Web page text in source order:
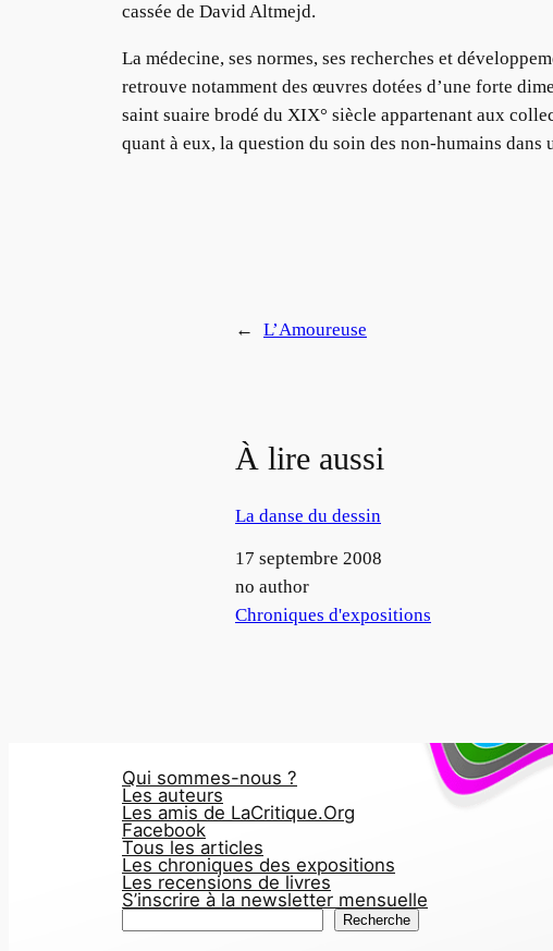
cassée de David Altmejd.
La médecine, ses normes, ses recherches et
retrouve notamment des œuvres dotées d’une forte
saint suaire brodé du XIX° siècle appartenant aux
quant à eux, la question du soin des non-humains dans
← L’Amoureuse
À lire aussi
La danse du dessin
Date
17 septembre 2008
Auteur
no author
Par rapport à
Chroniques d'expositions
Qui sommes-nous ?
Les auteurs
Les amis de LaCritique.Org
Facebook
Tous les articles
Les chroniques des expositions
Les recensions de livres
S’inscrire à la newsletter mensuelle
Recherche